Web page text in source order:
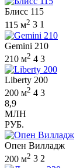
Блисс 115
115 м2 3 1
Gemini 210
210 м2 4 3
Liberty 200
200 м2 4 3
8,9
МЛН
РУБ.
Опен Вилладж
200 м2 3 2